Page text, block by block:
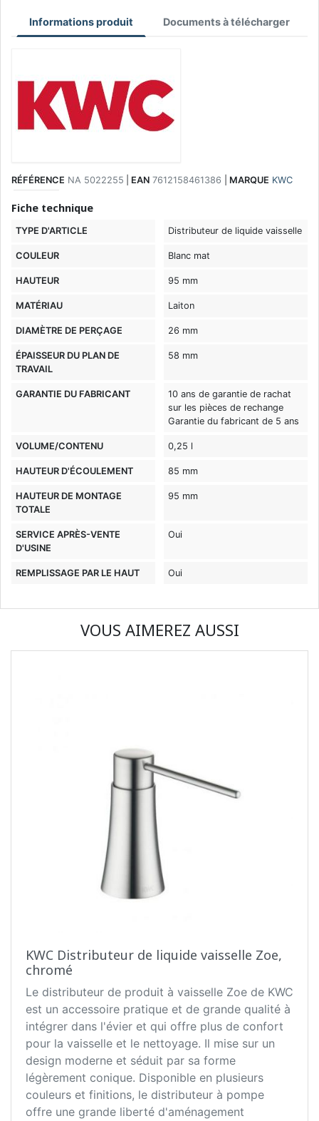
Informations produit Documents à télécharger
RÉFÉRENCE NA 5022255 EAN 7612158461386 MARQUE KWC
Fiche technique
TYPE D'ARTICLE Distributeur de liquide vaisselle
COULEUR Blanc mat
HAUTEUR 95 mm
MATÉRIAU Laiton
DIAMÈTRE DE PERÇAGE 26 mm
ÉPAISSEUR DU PLAN DE
TRAVAIL
58 mm
GARANTIE DU FABRICANT
10 ans de garantie de rachat
sur les pièces de rechange
Garantie du fabricant de 5 ans
VOLUME/CONTENU 0,25 l
HAUTEUR D'ÉCOULEMENT 85 mm
HAUTEUR DE MONTAGE
TOTALE
95 mm
SERVICE APRÈS-VENTE
D'USINE
Oui
REMPLISSAGE PAR LE HAUT Oui
VOUS AIMEREZ AUSSI
KWC Distributeur de liquide vaisselle Zoe,
chromé
Le distributeur de produit à vaisselle Zoe de KWC
est un accessoire pratique et de grande qualité à
intégrer dans l'évier et qui offre plus de confort
pour la vaisselle et le nettoyage. Il mise sur un
design moderne et séduit par sa forme
légèrement conique. Disponible en plusieurs
couleurs et finitions, le distributeur à pompe
offre une grande liberté d'aménagement